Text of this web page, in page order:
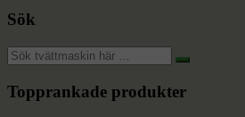
Sök
Topprankade produkter